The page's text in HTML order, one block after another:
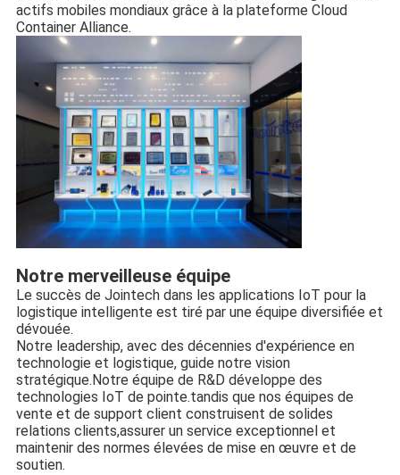
actifs mobiles mondiaux grâce à la plateforme Cloud
Container Alliance.
Notre merveilleuse équipe
Le succès de Jointech dans les applications IoT pour la
logistique intelligente est tiré par une équipe diversifiée et
dévouée.
Notre leadership, avec des décennies d'expérience en
technologie et logistique, guide notre vision
stratégique. Notre équipe de R&D développe des
technologies IoT de pointe.tandis que nos équipes de
vente et de support client construisent de solides
relations clients,assurer un service exceptionnel et
maintenir des normes élevées de mise en œuvre et de
soutien.